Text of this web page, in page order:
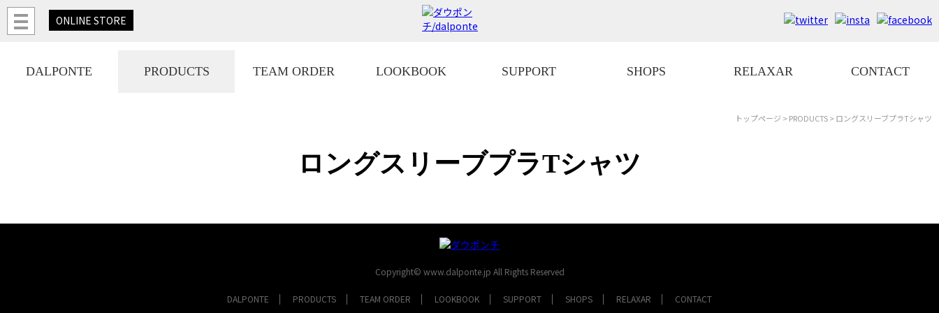
ONLINE STORE
DALPONTE PRODUCTS TEAM ORDER LOOKBOOK SUPPORT SHOPS RELAXAR CONTACT
トップページ >PRODUCTS> ロングスリーブプラTシャツ
ロングスリーブプラTシャツ
Copyright© www.dalponte.jp All Rights Reserved
DALPONTE PRODUCTS TEAM ORDER LOOKBOOK SUPPORT SHOPS RELAXAR CONTACT